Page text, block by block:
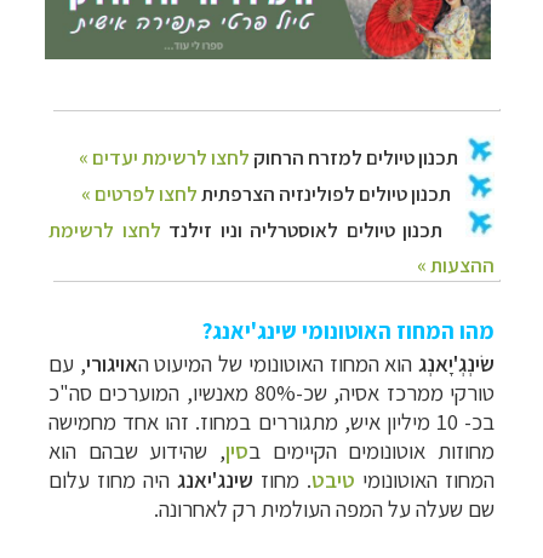
מהו המחוז האוטונומי שינג'יאנג?
שׂינְגְ'יָאנְג הוא המחוז האוטונומי של המיעוט האויגורי, עם
טורקי ממרכז אסיה, שכ-80% מאנשיו, המוערכים סה"כ
בכ- 10 מיליון איש, מתגוררים במחוז
. זהו אחד מחמישה
מחוזות אוטונומים הקיימים בסין, שהידוע שבהם הוא
המחוז האוטונומי טיבט. מחוז שינג'יאנג היה מחוז עלום
שם שעלה על המפה העולמית רק לאחרונה.